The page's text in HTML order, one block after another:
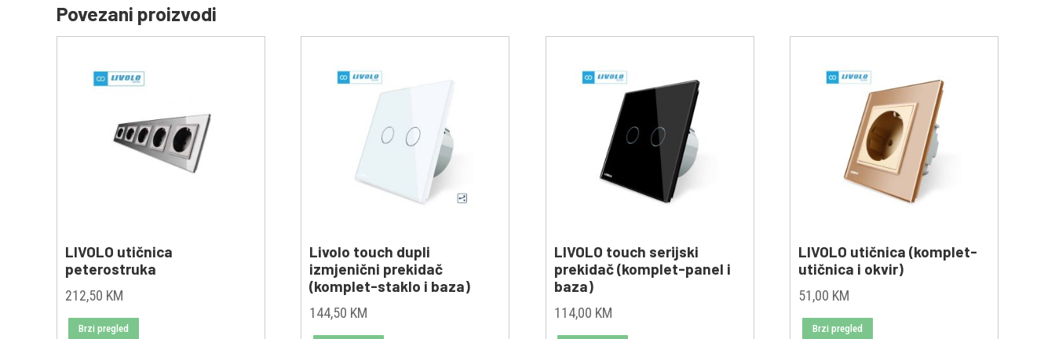
Povezani proizvodi
LIVOLO utičnica
peterostruka
212,50 KM
Brzi pregled
Livolo touch dupli
izmjenični prekidač
(komplet-staklo i baza)
144,50 KM
LIVOLO touch serijski
prekidač (komplet-panel i
baza)
114,00 KM
LIVOLO utičnica (komplet-
utičnica i okvir)
51,00 KM
Brzi pregled